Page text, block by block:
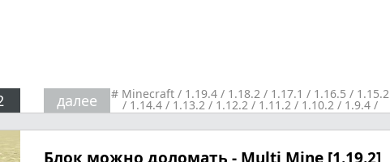
далее # Minecraft/ 1.19.4/ 1.18.2/ 1.17.1 / 1.16.5 / 1.15.2
/ 1.14.4/ 1.13.2/ 1.12.2/ 1.11.2/ 1.10.2/ 1.9.4/
1.8.9/1.7.10/Разные